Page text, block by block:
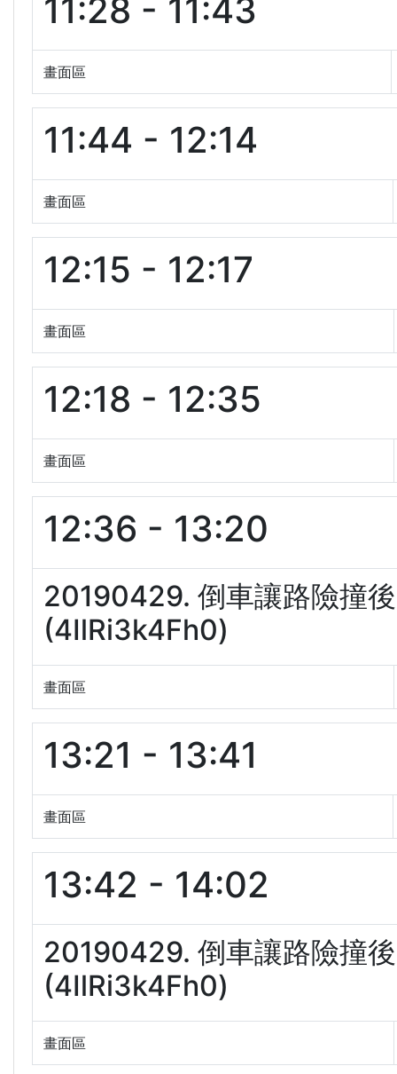
11:28 - 11:43
畫面區
11:44 - 12:14
畫面區
12:15 - 12:17
畫面區
12:18 - 12:35
畫面區
12:36 - 13:20
20190429. 倒車讓路險撞
(4IlRi3k4Fh0)
畫面區
13:21 - 13:41
畫面區
13:42 - 14:02
20190429. 倒車讓路險撞
(4IlRi3k4Fh0)
畫面區